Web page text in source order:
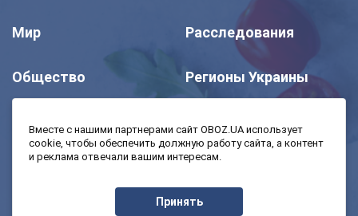
Мир Расследования
Общество Регионы Украины
Шоу Спорт
Моя школа Авто
Экономика
Вместе с нашими партнерами сайт OBOZ.UA использует
cookie, чтобы обеспечить должную работу сайта, а контент
и реклама отвечали вашим интересам.
Принять